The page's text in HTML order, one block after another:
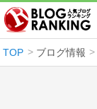
TOP ブログ情報